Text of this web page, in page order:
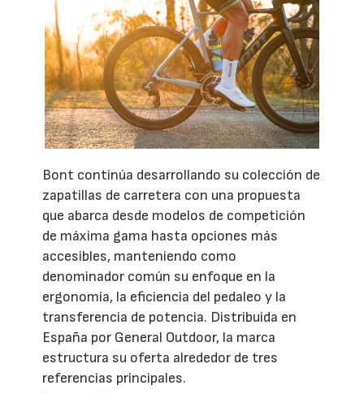
Bont continúa desarrollando su colección de
zapatillas de carretera con una propuesta
que abarca desde modelos de competición
de máxima gama hasta opciones más
accesibles, manteniendo como
denominador común su enfoque en la
ergonomía, la eficiencia del pedaleo y la
transferencia de potencia. Distribuida en
España por General Outdoor, la marca
estructura su oferta alrededor de tres
referencias principales.